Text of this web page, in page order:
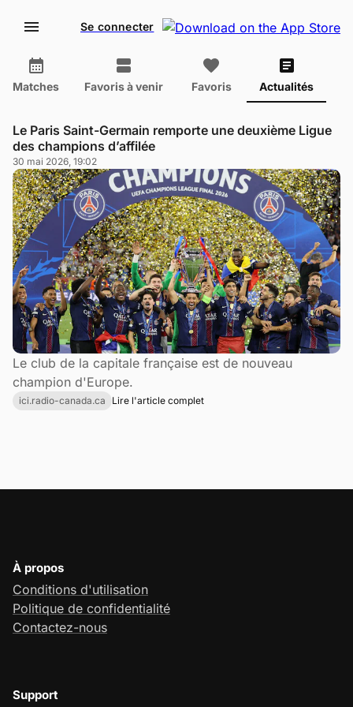
Se connecter
Matches Favoris à venir Favoris Actualités
Le Paris Saint-Germain remporte une deuxième Ligue
des champions d’affilée
30 mai 2026, 19:02
Le club de la capitale française est de nouveau
champion d'Europe.
ici.radio-canada.ca Lire l'article complet
À propos
Conditions d'utilisation
Politique de confidentialité
Contactez-nous
Support